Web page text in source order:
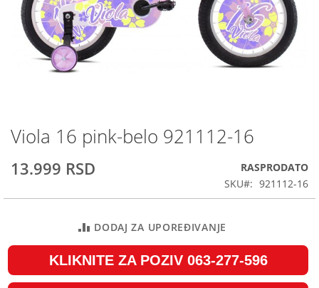
Skip
to
the
beginning
the
Viola 16 pink-belo 921112-16
13.999 RSD
RASPRODATO
SKU
921112-16
DODAJ ZA UPOREĐIVANJE
KLIKNITE ZA POZIV 063-277-596